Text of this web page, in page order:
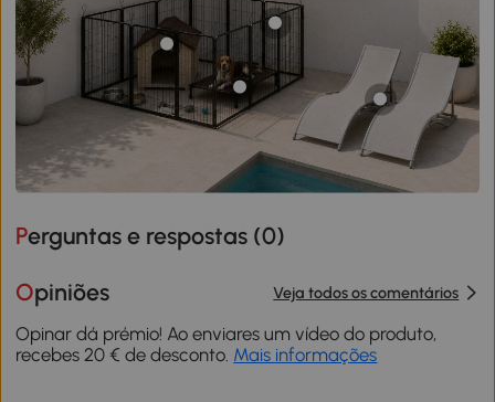
Perguntas e respostas (0)
Opiniões Veja todos os comentários
Opinar dá prémio! Ao enviares um vídeo do produto,
recebes 20 € de desconto. Mais informações